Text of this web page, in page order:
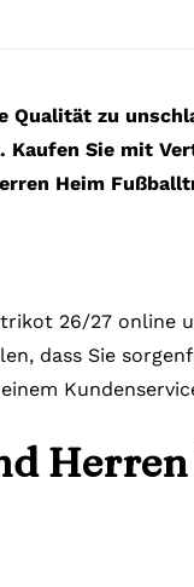
Qualität zu
Kaufen Sie mit
Heim
26/27 online
dass Sie